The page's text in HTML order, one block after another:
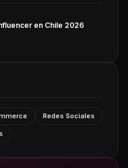
en Chile 2026
Redes Sociales